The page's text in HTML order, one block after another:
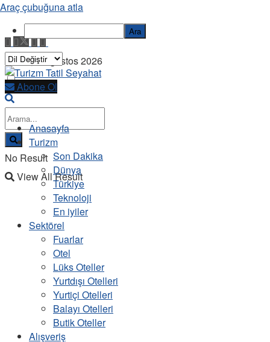
Cuma, 7 Ağustos 2026
No Result
View All Result
Abone Ol
Anasayfa
Turizm
Son Dakika
Dünya
Türkiye
Teknoloji
En iyiler
Sektörel
Fuarlar
Otel
Lüks Oteller
Yurtdışı Otelleri
Yurtiçi Otelleri
Balayı Otelleri
Butik Oteller
Alışveriş
Araç çubuğuna atla
Ara